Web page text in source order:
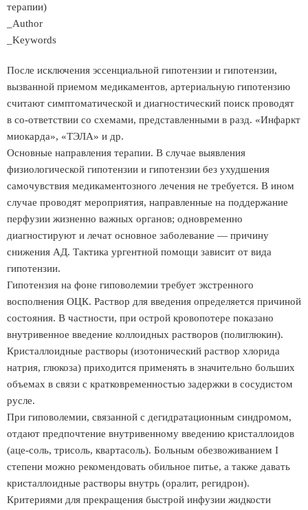
терапии)
_Author
_Keywords
После исключения эссенциальной гипотензии и гипотензии,
вызванной приемом медикаментов, артериальную гипотензию
считают симптоматической и диагностический поиск проводят
в со-ответствии со схемами, представленными в разд. «Инфаркт
миокарда», «ТЭЛА» и др.
Основные направления терапии. В случае выявления
физиологической гипотензии и гипотензии без ухудшения
самочувствия медикаментозного лечения не требуется. В ином
случае проводят мероприятия, направленные на поддержание
перфузии жизненно важных органов; одновременно
диагностируют и лечат основное заболевание — причину
снижения АД. Тактика ургентной помощи зависит от вида
гипотензии.
Гипотензия на фоне гиповолемии требует экстренного
восполнения ОЦК. Раствор для введения определяется причиной
состояния. В частности, при острой кровопотере показано
внутривенное введение коллоидных растворов (полиглюкин).
Кристаллоидные растворы (изотонический раствор хлорида
натрия, глюкоза) приходится применять в значительно больших
объемах в связи с кратковременностью задержки в сосудистом
русле.
При гиповолемии, связанной с дегидратационным синдромом,
отдают предпочтение внутривенному введению кристаллоидов
(аце-соль, трисоль, квартасоль). Больным обезвоживанием I
степени можно рекомендовать обильное питье, а также давать
кристаллоидные растворы внутрь (оралит, регидрон).
Критериями для прекращения быстрой инфузии жидкости